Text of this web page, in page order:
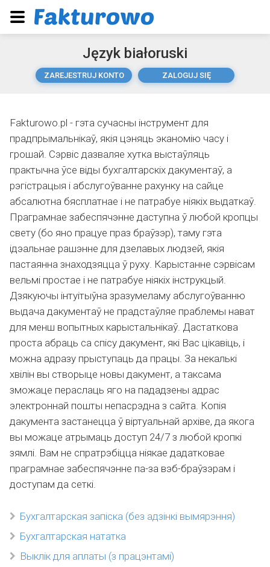
Język białoruski
ZAREJESTRUJ KONTO ZALOGUJ SIĘ
Fakturowo.pl - гэта сучасны інструмент для
прадпрымальнікаў, якія цэняць эканомію часу і
грошай. Сэрвіс дазваляе хутка выстаўляць
практычна ўсе віды бухгалтарскіх дакументаў, а
рэгістрацыя і абслугоўванне рахунку на сайце
абсалютна бясплатнае і не патрабуе ніякіх выдаткаў.
Праграмнае забеспячэнне даступна ў любой кропцы
свету (бо яно працуе праз браўзэр), таму гэта
ідэальнае рашэнне для дзелавых людзей, якія
пастаянна знаходзяцца ў руху. Карыстанне сэрвісам
вельмі простае і не патрабуе ніякіх інструкцый.
Дзякуючы інтуітыўна зразумеламу абслугоўванню
выдача дакументаў не прадстаўляе праблемы нават
для менш вопытных карыстальнікаў. Дастаткова
проста абраць са спісу дакумент, які Вас цікавіць, і
можна адразу прыступаць да працы. За некалькі
хвілін вы створыце новы дакумент, а таксама
зможаце пераслаць яго на пададзены адрас
электроннай пошты непасрэдна з сайта. Копія
дакумента застанецца ў віртуальнай архіве, да якога
вы можаце атрымаць доступ 24/7 з любой кропкі
зямлі. Вам не спратрэбіцца ніякае дадатковае
праграмнае забеспячэнне па-за вэб-браўзэрам і
доступам да сеткі.
Бухгалтарская запіска (без адзінкі вымярэння)
Бухгалтарская нататка
Выклік для аплаты (з працэнтамі)